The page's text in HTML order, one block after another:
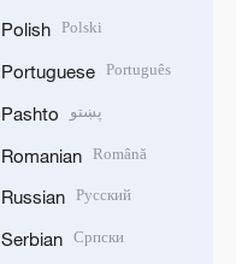
Polish Polski
Portuguese Português
Pashto پښتو
Romanian Română
Russian Русский
Serbian Српски